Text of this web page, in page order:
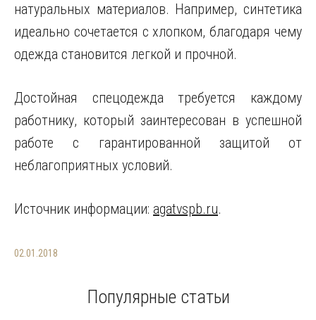
натуральных материалов. Например, синтетика
идеально сочетается с хлопком, благодаря чему
одежда становится легкой и прочной.
Достойная спецодежда требуется каждому
работнику, который заинтересован в успешной
работе с гарантированной защитой от
неблагоприятных условий.
Источник информации: agatvspb.ru.
02.01.2018
Популярные статьи